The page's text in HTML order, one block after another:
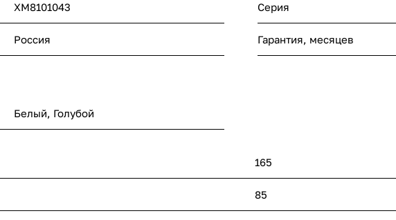
XM8101043 Серия
Россия Гарантия, месяцев
Белый, Голубой
165
85